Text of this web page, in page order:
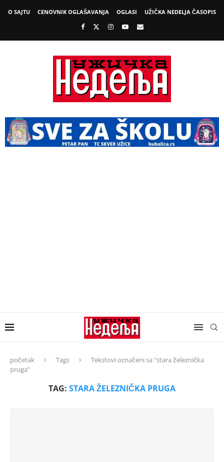
O SAJTU CENOVNIK OGLAŠAVANJA OGLASI UŽIČKA NEDELJA ČASOPIS
početak Tags
Tekstovi označeni sa "stara železnička
pruga"
TAG: STARA ŽELEZNIČKA PRUGA